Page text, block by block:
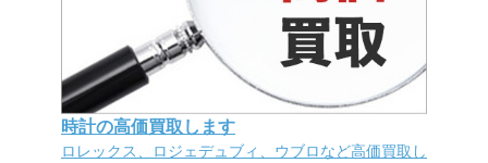
時計の高価買取します
ロレックス、ロジェデュブィ、ウブロなど高価買取し